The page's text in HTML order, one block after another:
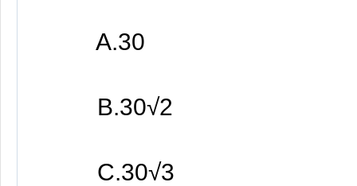
A.30
B.30√2
C.30√3